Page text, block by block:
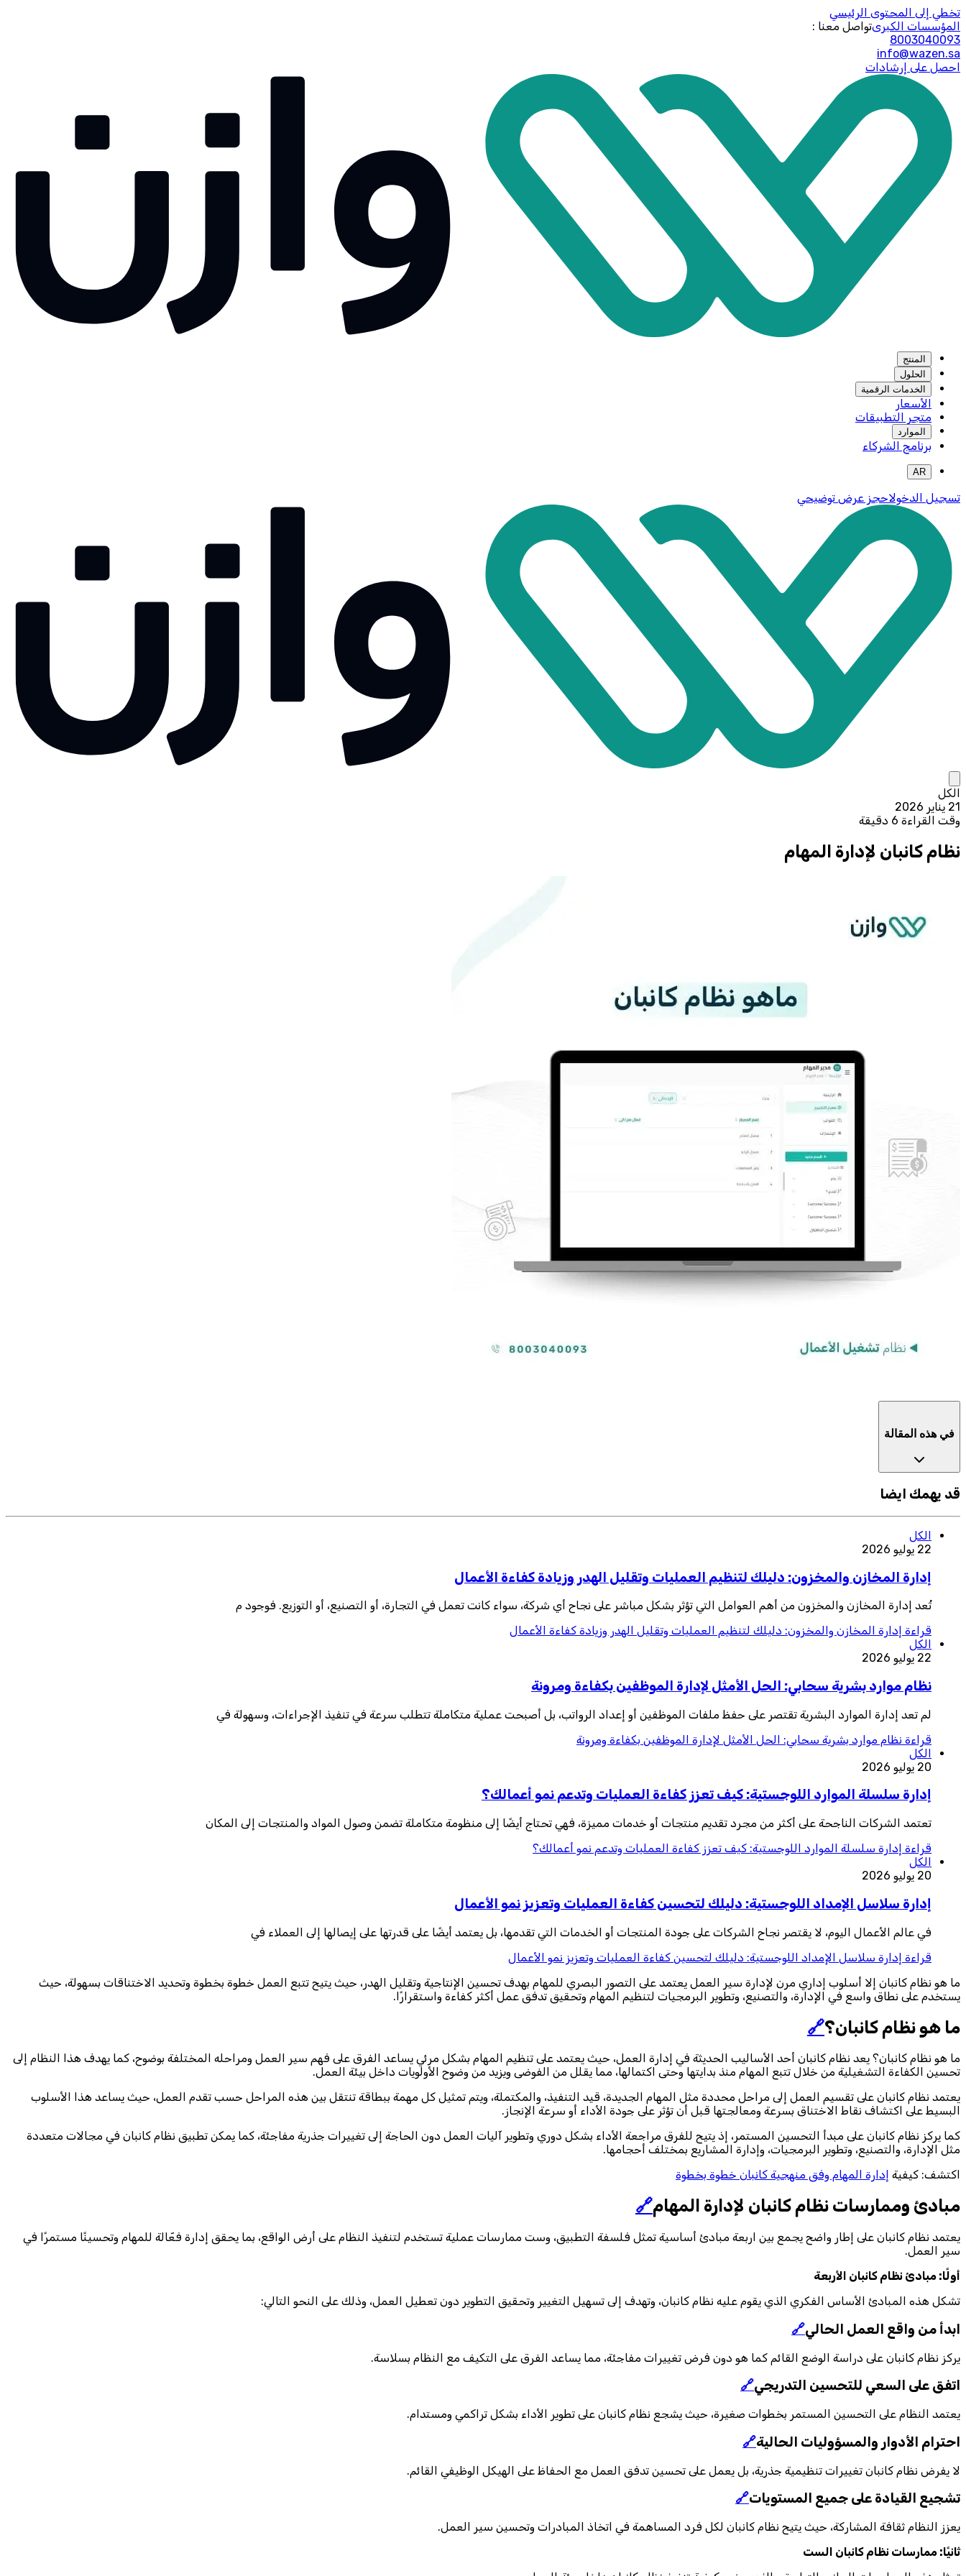
تخطي إلى المحتوى الرئيسي
المؤسسات الكبرى: تواصل معنا
8003040093
info@wazen.sa
احصل على إرشادات
المنتج
الحلول
الخدمات الرقمية
الأسعار
متجر التطبيقات
الموارد
برنامج الشركاء
AR
تسجيل الدخولاحجز عرض توضيحي
الكل
21 يناير 2026
وقت القراءة 6 دقيقة
نظام كانبان لإدارة المهام
في هذه المقالة
قد يهمك ايضا
الكل
22 يوليو 2026
إدارة المخازن والمخزون: دليلك لتنظيم العمليات وتقليل الهدر وزيادة كفاءة الأعمال
تُعد إدارة المخازن والمخزون من أهم العوامل التي تؤثر بشكل مباشر على نجاح أي شركة، سواء كانت تعمل في التجارة، أو التصنيع، أو التوزيع. فوجود م
قراءة إدارة المخازن والمخزون: دليلك لتنظيم العمليات وتقليل الهدر وزيادة كفاءة الأعمال
الكل
22 يوليو 2026
نظام موارد بشرية سحابي: الحل الأمثل لإدارة الموظفين بكفاءة ومرونة
لم تعد إدارة الموارد البشرية تقتصر على حفظ ملفات الموظفين أو إعداد الرواتب، بل أصبحت عملية متكاملة تتطلب سرعة في تنفيذ الإجراءات، وسهولة في
قراءة نظام موارد بشرية سحابي: الحل الأمثل لإدارة الموظفين بكفاءة ومرونة
الكل
20 يوليو 2026
إدارة سلسلة الموارد اللوجستية: كيف تعزز كفاءة العمليات وتدعم نمو أعمالك؟
تعتمد الشركات الناجحة على أكثر من مجرد تقديم منتجات أو خدمات مميزة، فهي تحتاج أيضًا إلى منظومة متكاملة تضمن وصول المواد والمنتجات إلى المكان
قراءة إدارة سلسلة الموارد اللوجستية: كيف تعزز كفاءة العمليات وتدعم نمو أعمالك؟
الكل
20 يوليو 2026
إدارة سلاسل الإمداد اللوجستية: دليلك لتحسين كفاءة العمليات وتعزيز نمو الأعمال
في عالم الأعمال اليوم، لا يقتصر نجاح الشركات على جودة المنتجات أو الخدمات التي تقدمها، بل يعتمد أيضًا على قدرتها على إيصالها إلى العملاء في
قراءة إدارة سلاسل الإمداد اللوجستية: دليلك لتحسين كفاءة العمليات وتعزيز نمو الأعمال
ما هو نظام كانبان إلا أسلوب إداري مرن لإدارة سير العمل يعتمد على التصور البصري للمهام بهدف تحسين الإنتاجية وتقليل الهدر، حيث يتيح تتبع العمل خطوة بخطوة وتحديد الاختناقات بسهولة، حيث
يستخدم على نطاق واسع في الإدارة، والتصنيع، وتطوير البرمجيات لتنظيم المهام وتحقيق تدفق عمل أكثر كفاءة واستقرارًا.
ما هو نظام كانبان؟🔗
ما هو نظام كانبان؟ يعد نظام كانبان أحد الأساليب الحديثة في إدارة العمل، حيث يعتمد على تنظيم المهام بشكل مرئي يساعد الفرق على فهم سير العمل ومراحله المختلفة بوضوح، كما يهدف هذا النظام إلى
تحسين الكفاءة التشغيلية من خلال تتبع المهام منذ بدايتها وحتى اكتمالها، مما يقلل من الفوضى ويزيد من وضوح الأولويات داخل بيئة العمل.
يعتمد نظام كانبان على تقسيم العمل إلى مراحل محددة مثل المهام الجديدة، قيد التنفيذ، والمكتملة، ويتم تمثيل كل مهمة ببطاقة تنتقل بين هذه المراحل حسب تقدم العمل، حيث يساعد هذا الأسلوب
البسيط على اكتشاف نقاط الاختناق بسرعة ومعالجتها قبل أن تؤثر على جودة الأداء أو سرعة الإنجاز.
كما يركز نظام كانبان على مبدأ التحسين المستمر، إذ يتيح للفرق مراجعة الأداء بشكل دوري وتطوير آليات العمل دون الحاجة إلى تغييرات جذرية مفاجئة، كما يمكن تطبيق نظام كانبان في مجالات متعددة
مثل الإدارة، والتصنيع، وتطوير البرمجيات، وإدارة المشاريع بمختلف أحجامها.
اكتشف: كيفية إدارة المهام وفق منهجية كانبان خطوة بخطوة
مبادئ وممارسات نظام كانبان لإدارة المهام🔗
يعتمد نظام كانبان على إطار واضح يجمع بين اربعة مبادئ أساسية تمثل فلسفة التطبيق، وست ممارسات عملية تستخدم لتنفيذ النظام على أرض الواقع، بما يحقق إدارة فعّالة للمهام وتحسينًا مستمرًا في
سير العمل.
أولًا: مبادئ نظام كانبان الأربعة
تشكل هذه المبادئ الأساس الفكري الذي يقوم عليه نظام كانبان، وتهدف إلى تسهيل التغيير وتحقيق التطوير دون تعطيل العمل، وذلك على النحو التالي:
ابدأ من واقع العمل الحالي🔗
يركز نظام كانبان على دراسة الوضع القائم كما هو دون فرض تغييرات مفاجئة، مما يساعد الفرق على التكيف مع النظام بسلاسة.
اتفق على السعي للتحسين التدريجي🔗
يعتمد النظام على التحسين المستمر بخطوات صغيرة، حيث يشجع نظام كانبان على تطوير الأداء بشكل تراكمي ومستدام.
احترام الأدوار والمسؤوليات الحالية🔗
لا يفرض نظام كانبان تغييرات تنظيمية جذرية، بل يعمل على تحسين تدفق العمل مع الحفاظ على الهيكل الوظيفي القائم.
تشجيع القيادة على جميع المستويات🔗
يعزز النظام ثقافة المشاركة، حيث يتيح نظام كانبان لكل فرد المساهمة في اتخاذ المبادرات وتحسين سير العمل.
ثانيًا: ممارسات نظام كانبان الست